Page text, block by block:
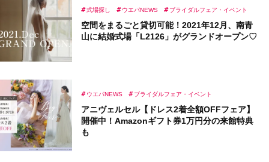
空間をまるごと貸切可能！2021年12月、南青
山に結婚式場「L2126」がグランドオープン♡
式場探し ウエパNEWS ブライダルフェア・イベント
アニヴェルセル【ドレス2着全額OFFフェア】
開催中！Amazonギフト券1万円分の来館特典
も
ウエパNEWS ブライダルフェア・イベント